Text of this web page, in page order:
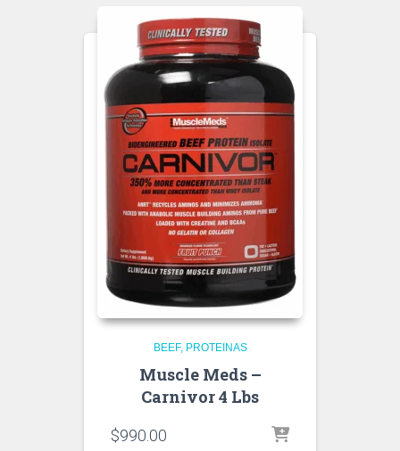
BEEF PROTEINAS
Muscle Meds –
Carnivor 4 Lbs
$990.00